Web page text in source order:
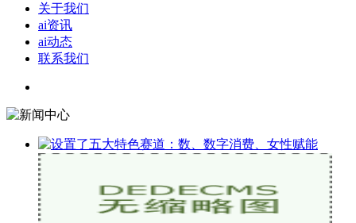
关于我们
ai资讯
ai动态
联系我们